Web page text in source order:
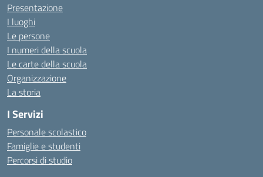
Presentazione
I luoghi
Le persone
I numeri della scuola
Le carte della scuola
Organizzazione
La storia
I Servizi
Personale scolastico
Famiglie e studenti
Percorsi di studio